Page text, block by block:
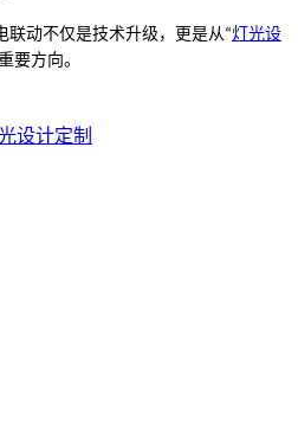
联动不仅是技术升级，更是从 “灯光设
要方向。
设计定制